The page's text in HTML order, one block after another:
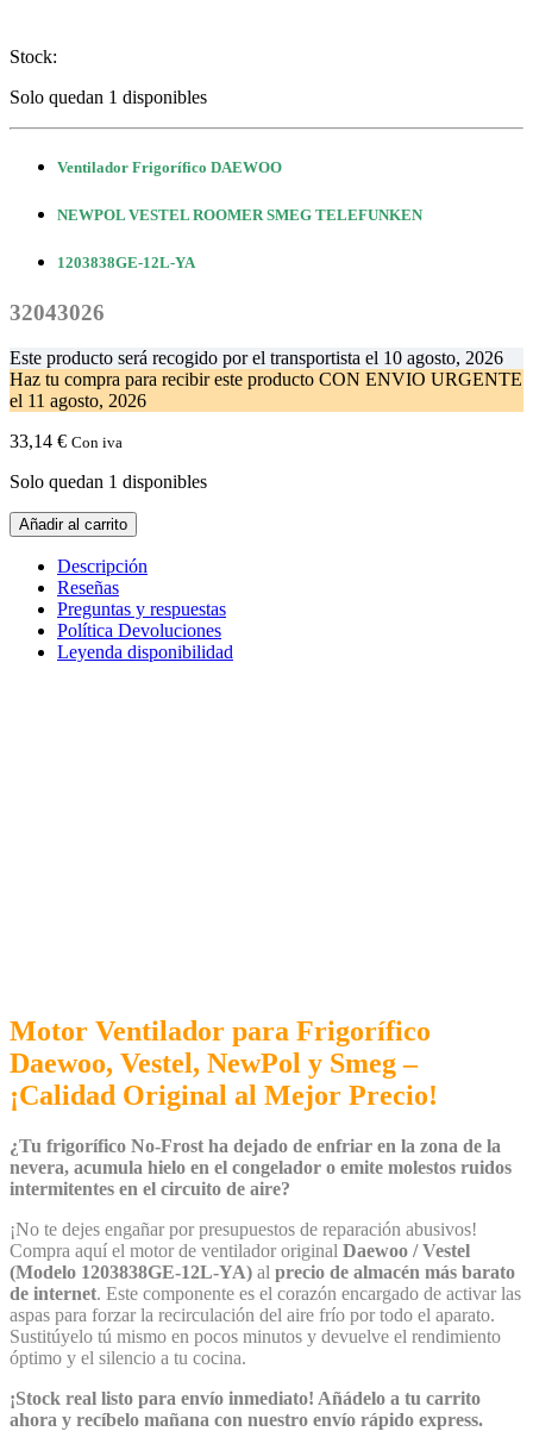
Stock:
Solo quedan 1 disponibles
Ventilador Frigorífico DAEWOO
NEWPOL VESTEL ROOMER SMEG TELEFUNKEN
1203838GE-12L-YA
32043026
Este producto será recogido por el transportista el 10 agosto, 2026
Haz tu compra para recibir este producto CON ENVIO URGENTE
el 11 agosto, 2026
33,14 € Con iva
Solo quedan 1 disponibles
Ventilador
Frigorífico
NEWPOL
VESTEL
32043026
cantidad
Añadir al carrito
Descripción
Reseñas
Preguntas y respuestas
Política Devoluciones
Leyenda disponibilidad
Motor Ventilador para Frigorífico
Daewoo, Vestel, NewPol y Smeg –
¡Calidad Original al Mejor Precio!
¿Tu frigorífico No-Frost ha dejado de enfriar en la zona de la
nevera, acumula hielo en el congelador o emite molestos ruidos
intermitentes en el circuito de aire?
¡No te dejes engañar por presupuestos de reparación abusivos!
Compra aquí el motor de ventilador original Daewoo / Vestel
(Modelo 1203838GE-12L-YA) al precio de almacén más barato
de internet. Este componente es el corazón encargado de activar las
aspas para forzar la recirculación del aire frío por todo el aparato.
Sustitúyelo tú mismo en pocos minutos y devuelve el rendimiento
óptimo y el silencio a tu cocina.
¡Stock real listo para envío inmediato! Añádelo a tu carrito
ahora y recíbelo mañana con nuestro envío rápido express.